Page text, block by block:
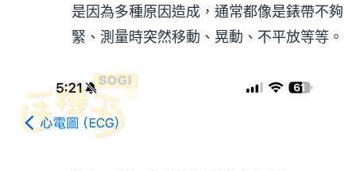
是因為多種原因造成，通常都像是錶帶不夠
緊、測量時突然移動、晃動、不平放等等。